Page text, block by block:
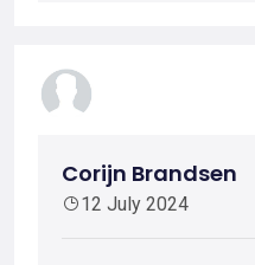
Corijn Brandsen
12 July 2024